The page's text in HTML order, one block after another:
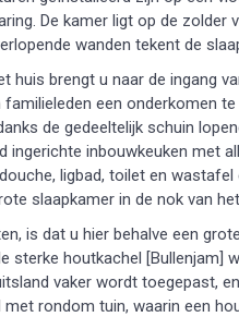
De kamer ligt op de
wanden tekent de
huis brengt u naar de ingang
een onderkomen
de gedeeltelijk schuin
inbouwkeuken met
ligbad, toilet en
slaapkamer in de nok van
is dat u hier behalve een
sterke houtkachel [Bullenjam]
vaker wordt toegepast,
met rondom tuin, waarin een